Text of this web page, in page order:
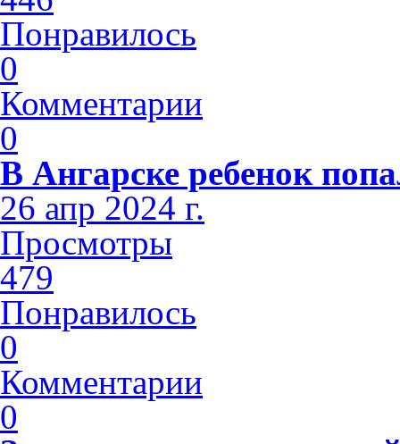
Понравилось
0
Комментарии
0
В Ангарске ребенок
26 апр 2024 г.
Просмотры
479
Понравилось
0
Комментарии
0